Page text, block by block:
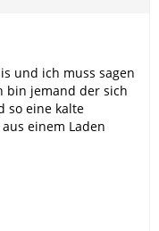
und ich muss sagen
bin jemand der sich
so eine kalte
einem Laden